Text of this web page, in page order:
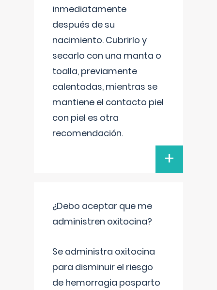
inmediatamente
después de su
nacimiento. Cubrirlo y
secarlo con una manta o
toalla, previamente
calentadas, mientras se
mantiene el contacto piel
con piel es otra
recomendación.
+
¿Debo aceptar que me
administren oxitocina?
Se administra oxitocina
para disminuir el riesgo
de hemorragia posparto